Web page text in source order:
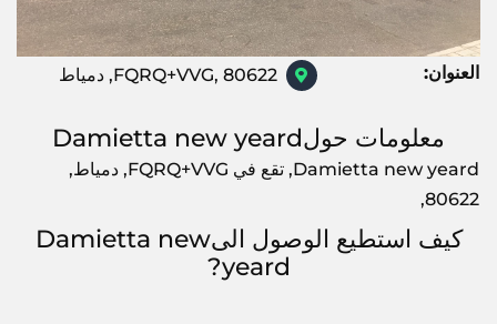
العنوان: FQRQ+VVG, 80622, دمياط
معلومات حولDamietta new yeard
Damietta new yeard, تقع في FQRQ+VVG, دمياط,
80622,
كيف استطيع الوصول الىDamietta new
yeard?